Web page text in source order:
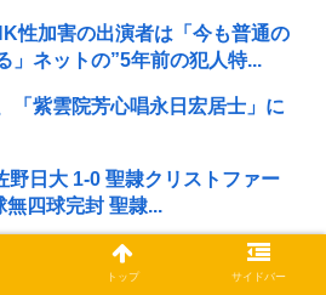
性加害の出演者は「今も普通の
」ネットの”5年前の犯人特...
「紫雲院芳心唱永日宏居士」に
野日大 1-0 聖隷クリストファー
四球完封 聖隷...
の裏ボス「ブライアン・イー
気に入りの仕事は何？
トップ サイドバー